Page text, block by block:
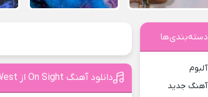
دانلود آهنگ On Sight از Kanye West
دسته‌بندی‌ها
آلبوم
آهنگ جدید